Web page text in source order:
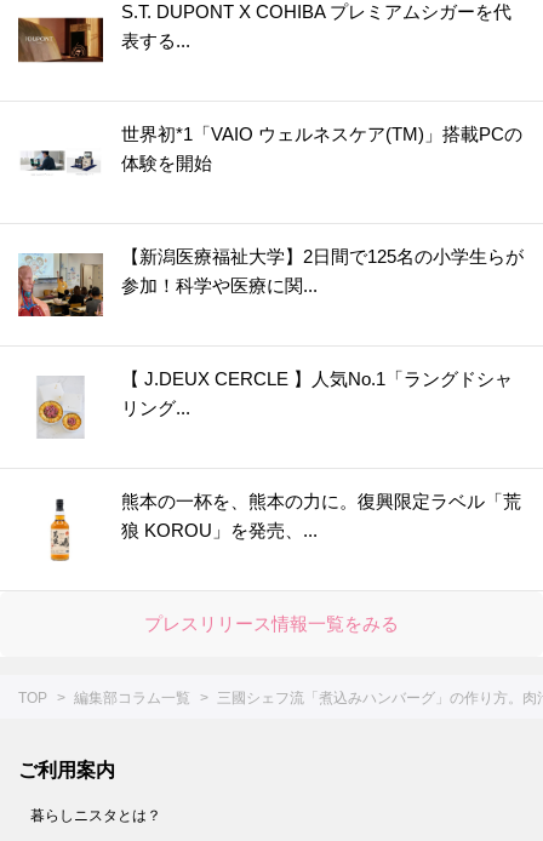
S.T. DUPONT X COHIBA プレミアムシガーを代
表する...
世界初*1「VAIO ウェルネスケア(TM)」搭載PCの
体験を開始
【新潟医療福祉大学】2日間で125名の小学生らが
参加！科学や医療に関...
【 J.DEUX CERCLE 】人気No.1「ラングドシャ
リング...
熊本の一杯を、熊本の力に。復興限定ラベル「荒
狼 KOROU」を発売、...
プレスリリース情報一覧をみる
TOP 編集部コラム一覧 三國シェフ流「煮込みハンバーグ」の作り方。
ご利用案内
暮らしニスタとは？